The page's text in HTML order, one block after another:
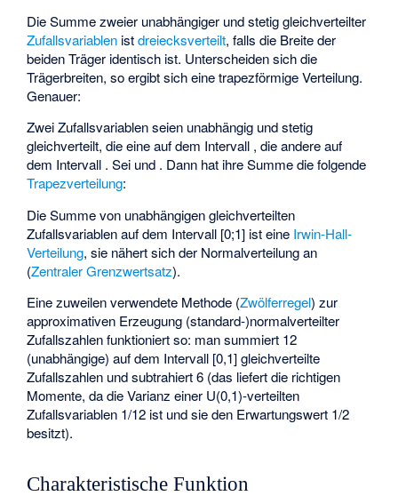
Die Summe zweier unabhängiger und stetig gleichverteilter
Zufallsvariablen istdreiecksverteilt, falls die Breite der
beiden Träger identisch ist. Unterscheiden sich die
Trägerbreiten, so ergibt sich eine trapezförmige Verteilung.
Genauer:
Zwei Zufallsvariablen seien unabhängig und stetig
gleichverteilt, die eine auf dem Intervall , die andere auf
dem Intervall . Sei und . Dann hat ihre Summe die folgende
Trapezverteilung:
Die Summe von unabhängigen gleichverteilten
Zufallsvariablen auf dem Intervall [0;1] ist eine Irwin-Hall-
Verteilung, sie nähert sich der Normalverteilung an
(Zentraler Grenzwertsatz).
Eine zuweilen verwendete Methode (Zwölferregel) zur
approximativen Erzeugung (standard-)normalverteilter
Zufallszahlen funktioniert so: man summiert 12
(unabhängige) auf dem Intervall [0,1] gleichverteilte
Zufallszahlen und subtrahiert 6 (das liefert die richtigen
Momente, da die Varianz einer U(0,1)-verteilten
Zufallsvariablen 1/12 ist und sie den Erwartungswert 1/2
besitzt).
Charakteristische Funktion